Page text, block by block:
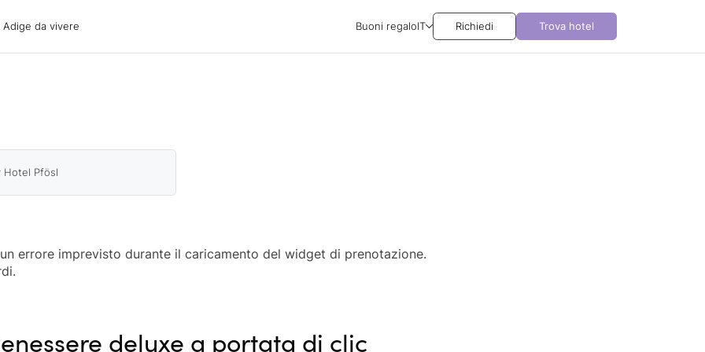
Adige da vivere Buoni regaloIT Richiedi Trova hotel
Hotel Pfösl
errore imprevisto durante il caricamento del widget di prenotazione.
deluxe a portata di clic